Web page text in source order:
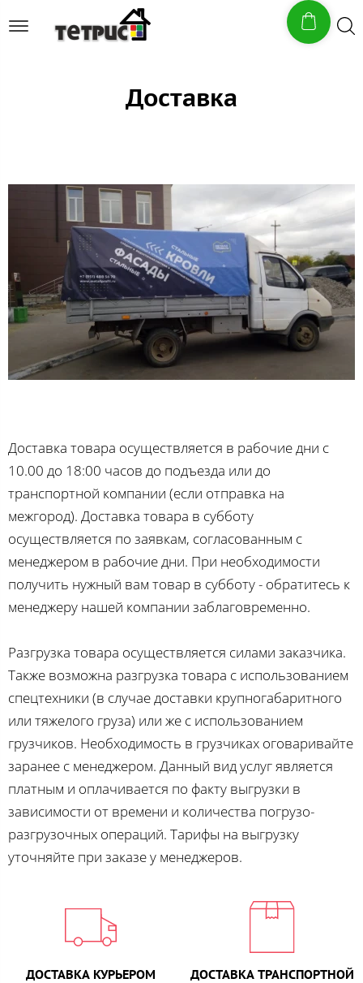
Доставка
Доставка товара осуществляется в рабочие дни с
10.00 до 18:00 часов до подъезда или до
транспортной компании (если отправка на
межгород). Доставка товара в субботу
осуществляется по заявкам, согласованным с
менеджером в рабочие дни. При необходимости
получить нужный вам товар в субботу - обратитесь к
менеджеру нашей компании заблаговременно.
Разгрузка товара осуществляется силами заказчика.
Также возможна разгрузка товара с использованием
спецтехники (в случае доставки крупногабаритного
или тяжелого груза) или же с использованием
грузчиков. Необходимость в грузчиках оговаривайте
заранее с менеджером. Данный вид услуг является
платным и оплачивается по факту выгрузки в
зависимости от времени и количества погрузо-
разгрузочных операций. Тарифы на выгрузку
уточняйте при заказе у менеджеров.
ДОСТАВКА КУРЬЕРОМ
ДОСТАВКА ТРАНСПОРТНОЙ